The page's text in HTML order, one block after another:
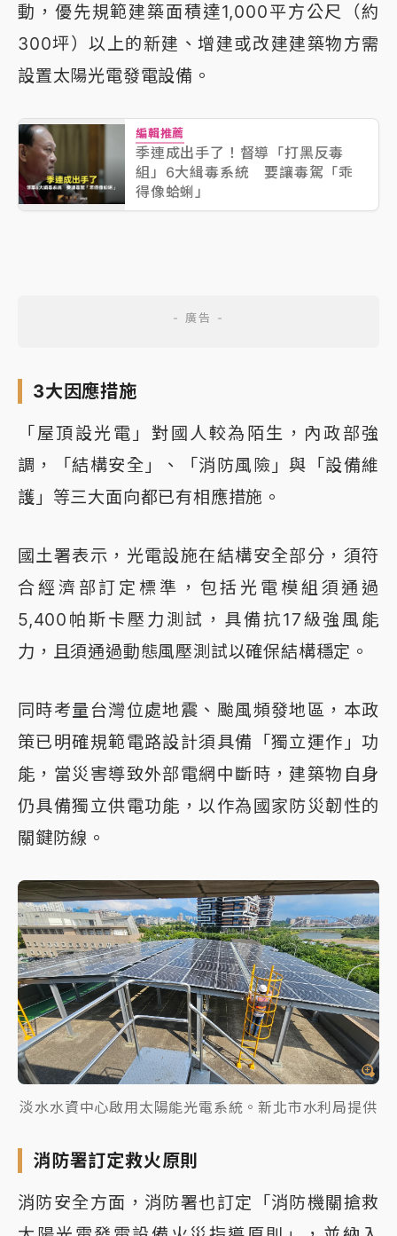
動，優先規範建築面積達1,000平方公尺（約
300坪）以上的新建、增建或改建建築物方需
設置太陽光電發電設備。
編輯推薦
季連成出手了！督導「打黑反毒
組」6大緝毒系統 要讓毒駕「乖
得像蛤蜊」
3大因應措施
「屋頂設光電」對國人較為陌生，內政部強
調，「結構安全」、「消防風險」與「設備維
護」等三大面向都已有相應措施。
國土署表示，光電設施在結構安全部分，須符
合經濟部訂定標準，包括光電模組須通過
5,400帕斯卡壓力測試，具備抗17級強風能
力，且須通過動態風壓測試以確保結構穩定。
同時考量台灣位處地震、颱風頻發地區，本政
策已明確規範電路設計須具備「獨立運作」功
能，當災害導致外部電網中斷時，建築物自身
仍具備獨立供電功能，以作為國家防災韌性的
關鍵防線。
淡水水資中心啟用太陽能光電系統。新北市水利局提供
消防署訂定救火原則
消防安全方面，消防署也訂定「消防機關搶救